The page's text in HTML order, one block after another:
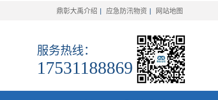
鼎彰大禹介绍 | 应急防汛物资 | 网站地图
服务热线：
17531188869